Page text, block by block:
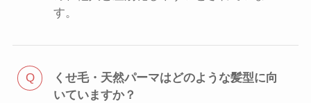
す。
くせ毛・天然パーマはどのような髪型に向
いていますか？